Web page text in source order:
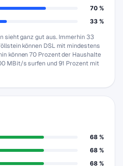
70 %
33 %
sieht ganz gut aus. Immerhin 33
können DSL mit mindestens
können 70 Prozent der Haushalte
MBit/s surfen und 91 Prozent mit
68 %
68 %
68 %